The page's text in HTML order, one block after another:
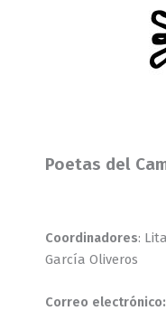
Poetas del
Coordinadores:
García Oliveros
Correo electrónico: